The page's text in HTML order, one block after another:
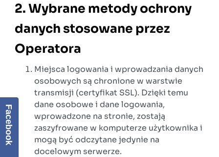
2. Wybrane metody ochrony
danych stosowane przez
Operatora
Miejsca logowania i wprowadzania danych
osobowych są chronione w warstwie
transmisji (certyfikat SSL). Dzięki temu
dane osobowe i dane logowania,
wprowadzone na stronie, zostają
zaszyfrowane w komputerze użytkownika i
mogą być odczytane jedynie na
docelowym serwerze.
Facebook